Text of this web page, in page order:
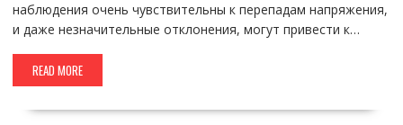
наблюдения очень чувствительны к перепадам напряжения,
и даже незначительные отклонения, могут привести к…
READ MORE